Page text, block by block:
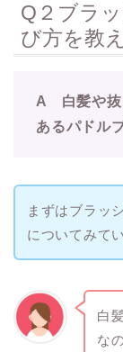
Q２ブラ
び方を教
A 白髪や抜
あるパドル
まずはブラッ
についてみて
白
な